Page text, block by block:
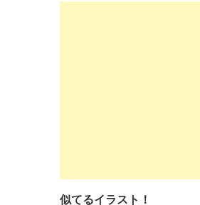
似てるイラスト！